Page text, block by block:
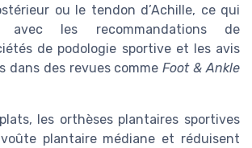
ou le tendon d’Achille, ce qui
avec les recommandations de
de podologie sportive et les avis
dans des revues commeFoot & Ankle
les orthèses plantaires sportives
plantaire médiane et réduisent